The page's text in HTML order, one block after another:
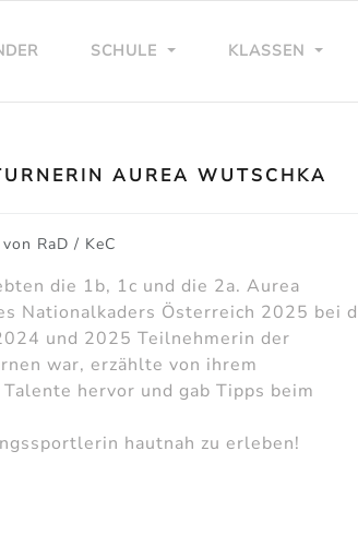
SCHULE KLASSEN
AUREA WUTSCHKA
RaD / KeC
die 1b, 1c und die 2a. Aurea
Nationalkaders Österreich 2025 bei
und 2025 Teilnehmerin der
war, erzählte von ihrem
hervor und gab Tipps beim
hautnah zu erleben!